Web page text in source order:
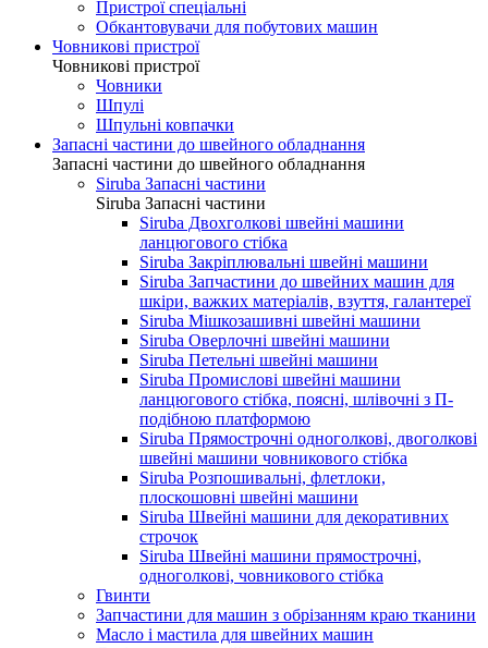
Пристрої спеціальні
Обкантовувачи для побутових машин
Човникові пристрої
Човникові пристрої
Човники
Шпулі
Шпульні ковпачки
Запасні частини до швейного обладнання
Запасні частини до швейного обладнання
Siruba Запасні частини
Siruba Запасні частини
Siruba Двохголкові швейні машини
ланцюгового стібка
Siruba Закріплювальні швейні машини
Siruba Запчастини до швейних машин для
шкіри, важких матеріалів, взуття, галантереї
Siruba Мішкозашивні швейні машини
Siruba Оверлочні швейні машини
Siruba Петельні швейні машини
Siruba Промислові швейні машини
ланцюгового стібка, поясні, шлівочні з П-
подібною платформою
Siruba Прямострочні одноголкові, двоголкові
швейні машини човникового стібка
Siruba Розпошивальні, флетлоки,
плоскошовні швейні машини
Siruba Швейні машини для декоративних
строчок
Siruba Швейні машини прямострочні,
одноголкові, човникового стібка
Гвинти
Запчастини для машин з обрізанням краю тканини
Масло і мастила для швейних машин